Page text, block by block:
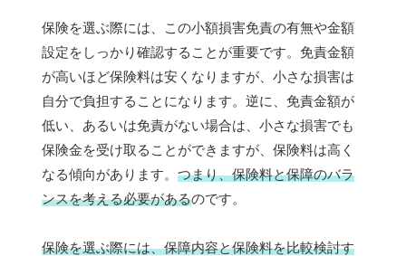
保険を選ぶ際には、この小額損害免責の有無や金額
設定をしっかり確認することが重要です。免責金額
が高いほど保険料は安くなりますが、小さな損害は
自分で負担することになります。逆に、免責金額が
低い、あるいは免責がない場合は、小さな損害でも
保険金を受け取ることができますが、保険料は高く
なる傾向があります。 つまり、保険料と保障のバラ
ンスを考える必要があるのです。
保険を選ぶ際には、保障内容と保険料を比較検討す